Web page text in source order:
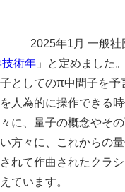
2025年1⽉ ⼀般
技術年 」と定めました
としてのπ中間⼦を予
⼈為的に操作できる時
に、量⼦の概念やそ
⽅々に、これからの
れて作曲されたクラ
ています。